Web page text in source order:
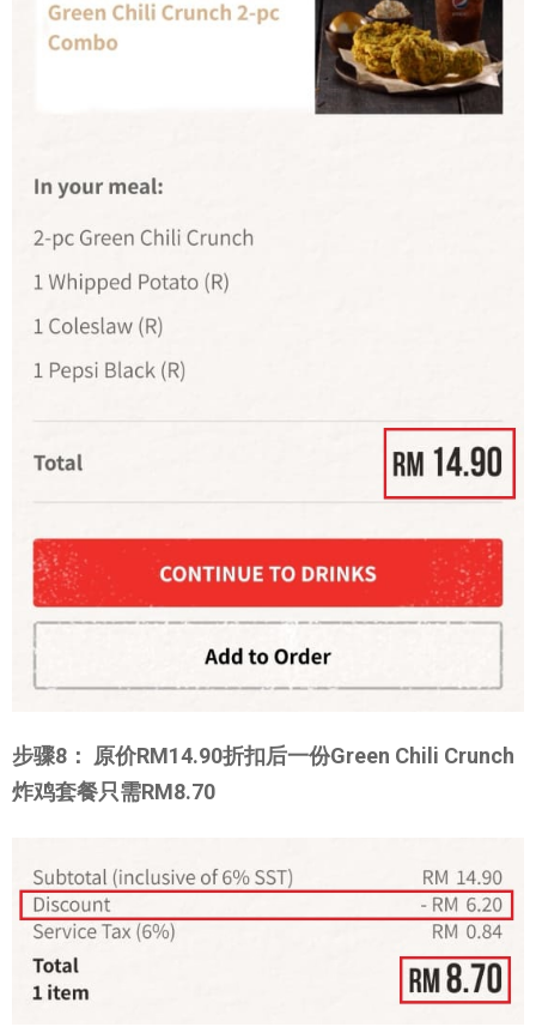
步骤8： 原价RM14.90折扣后一份Green Chili Crunch
炸鸡套餐只需RM8.70